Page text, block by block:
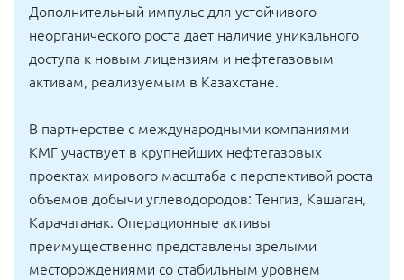
Дополнительный импульс для устойчивого
неорганического роста дает наличие уникального
доступа к новым лицензиям и нефтегазовым
активам, реализуемым в Казахстане.
В партнерстве с международными компаниями
КМГ участвует в крупнейших нефтегазовых
проектах мирового масштаба с перспективой роста
объемов добычи углеводородов: Тенгиз, Кашаган,
Карачаганак. Операционные активы
преимущественно представлены зрелыми
месторождениями со стабильным уровнем